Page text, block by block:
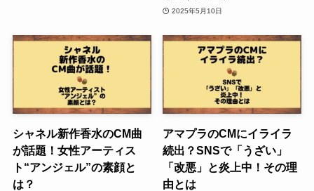
2025年5月10日
シャネル新作香水のCM曲
が話題！女性アーティス
ト“アンジェル”の素顔と
は？
アマプラのCMにイライラ
続出？SNSで「うざい」
「改悪」と炎上中！その理
由とは